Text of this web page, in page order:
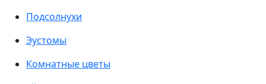
Подсолнухи
Эустомы
Комнатные цветы